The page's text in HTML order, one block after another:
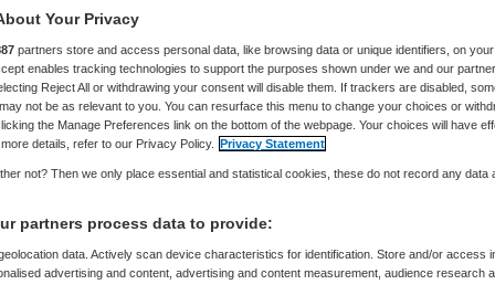
reacties halen alle energie uit de gestelde
Preventieakkoord. Jammer, want
zorg (lees: betaalbare zorg) in
bereikt zonder preventie.
Your Privacy
partners store and access personal data, like browsing data or unique identifiers, on your
enables tracking technologies to support the purposes shown under we and our
Reject All or withdrawing your consent will disable them. If trackers are disabled,
not be as relevant to you. You can resurface this menu to change your choices or
the Manage Preferences link on the bottom of the webpage. Your choices will have
details, refer to our Privacy Policy. Privacy Statement
not? Then we only place essential and statistical cookies, these do not record any data
partners process data to provide:
data. Actively scan device characteristics for identification. Store and/or access
advertising and content, advertising and content measurement, audience research